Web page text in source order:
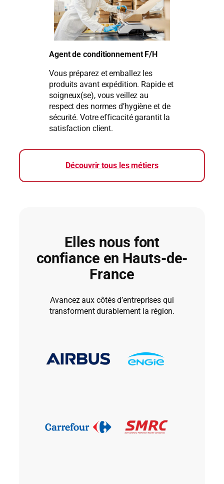
Agent de conditionnement F/H
Vous préparez et emballez les
produits avant expédition. Rapide et
soigneux(se), vous veillez au
respect des normes d’hygiène et de
sécurité. Votre efficacité garantit la
satisfaction client.
Découvrir tous les métiers
Elles nous font
confiance en Hauts-de-
France
Avancez aux côtés d’entreprises qui
transforment durablement la région.